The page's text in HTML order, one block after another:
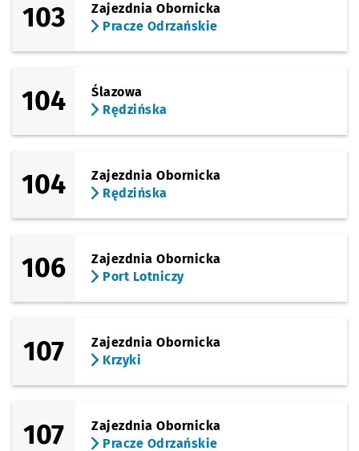
103
Zajezdnia Obornicka
Pracze Odrzańskie
104
Ślazowa
Rędzińska
104
Zajezdnia Obornicka
Rędzińska
106
Zajezdnia Obornicka
Port Lotniczy
107
Zajezdnia Obornicka
Krzyki
107
Zajezdnia Obornicka
Pracze Odrzańskie